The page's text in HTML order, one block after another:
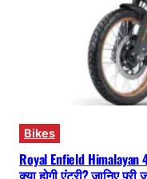
Bikes
Royal Enfield